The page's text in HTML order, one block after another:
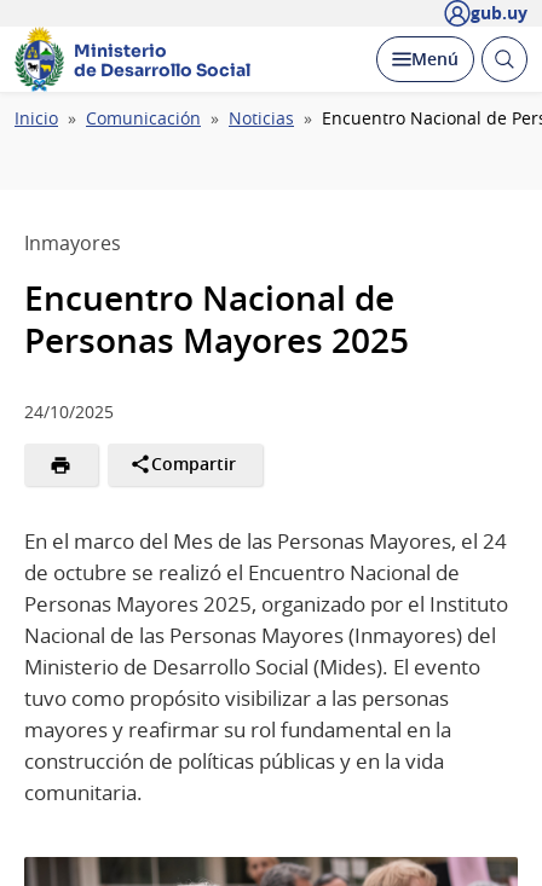
gub.uy
Ministerio
de Desarrollo Social
Desplegar
Menú Abrir
Ruta
Inicio Comunicación Noticias Encuentro Nacional de
Inmayores
Encuentro Nacional de
Personas Mayores 2025
24/10/2025
Compartir
En el marco del Mes de las Personas Mayores, el 24
de octubre se realizó el Encuentro Nacional de
Personas Mayores 2025, organizado por el Instituto
Nacional de las Personas Mayores (Inmayores) del
Ministerio de Desarrollo Social (Mides). El evento
tuvo como propósito visibilizar a las personas
mayores y reafirmar su rol fundamental en la
construcción de políticas públicas y en la vida
comunitaria.